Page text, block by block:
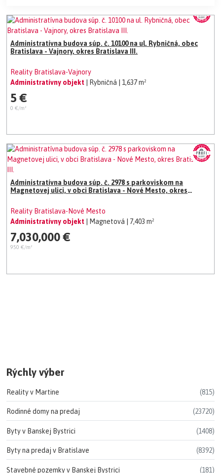
Administratívna budova súp. č. 10100 na ul. Rybničná, obec
Bratislava - Vajnory, okres Bratislava III.
Reality Bratislava-Vajnory
Administratívny objekt
| Rybničná | 1,637 m²
5 €
0 €/m²
Administratívna budova súp. č. 2978 s parkoviskom na
Magnetovej ulici, v obci Bratislava - Nové Mesto, okres
Reality Bratislava-Nové Mesto
Administratívny objekt
| Magnetová | 7,403 m²
7,030,000 €
950 €/m²
Rýchly výber
Reality v Martine (815)
Rodinné domy na predaj (23720)
Byty v Banskej Bystrici (1408)
Byty na predaj v Bratislave (8392)
Stavebné pozemky v Banskej Bystrici (181)